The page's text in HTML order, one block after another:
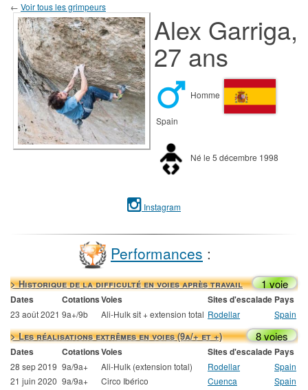
← Voir tous les grimpeurs
Alex Garriga,
27 ans
Homme
Spain
Né le 5 décembre 1998
Instagram
Performances :
> Historique de la difficulté en voies après travail 1 voie
Dates CotationsVoies Sites d'escalade Pays
23 août 2021 9a+/9b Ali-Hulk sit + extension total Rodellar Spain
> Les réalisations extrêmes en voies (9a/+ et +) 8 voies
Dates CotationsVoies Sites d'escalade Pays
28 sep 2019 9a/9a+ Ali-Hulk (extension total) Rodellar
Spain
21 juin 2020 9a/9a+ Circo Ibérico Cuenca
Spain